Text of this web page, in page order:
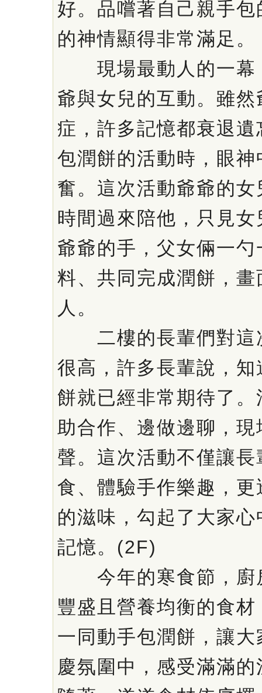
好。品嚐著自己親手
的神情顯得非常滿足。
現場最動人的一幕
爺與女兒的互動。雖
症，許多記憶都衰退
包潤餅的活動時，眼
奮。這次活動爺爺的
時間過來陪他，只見
爺爺的手，父女倆一
料、共同完成潤餅，
人。
二樓的長輩們對這
很高，許多長輩說，
餅就已經非常期待了
助合作、邊做邊聊，
聲。這次活動不僅讓
食、體驗手作樂趣，
的滋味，勾起了大家
記憶。(2F)
今年的寒食節，廚
豐盛且營養均衡的食
一同動手包潤餅，讓
慶氛圍中，感受滿滿